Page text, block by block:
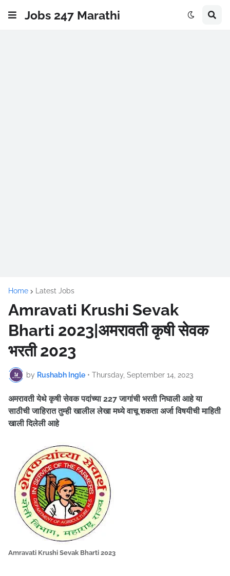
Jobs 247 Marathi
Home Latest Jobs
Amravati Krushi Sevak
Bharti 2023|अमरावती कृषी सेवक
भरती 2023
by Rushabh Ingle • Thursday, September 14, 2023
अमरावती येथे कृषी सेवक पदांच्या 227 जागांची भरती निघाली आहेया
साठीची जाहिरात तुम्ही खालील लेखा मध्ये वाचू शकता अर्जा विषयीची माहिती
खाली दिलेली आहे
Amravati Krushi Sevak Bharti 2023